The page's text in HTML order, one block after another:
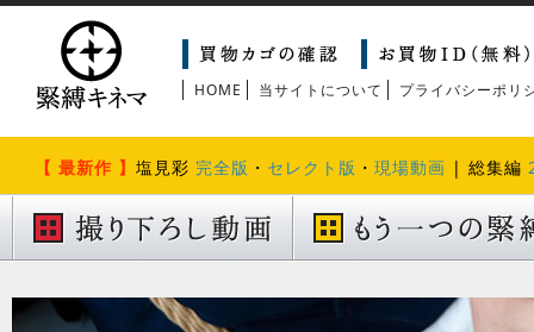
HOME 当サイトについて プライバシーポリ
【 最新作 】 塩見彩 完全版 ・ セレクト版 ・ 現場動画 | 総集編